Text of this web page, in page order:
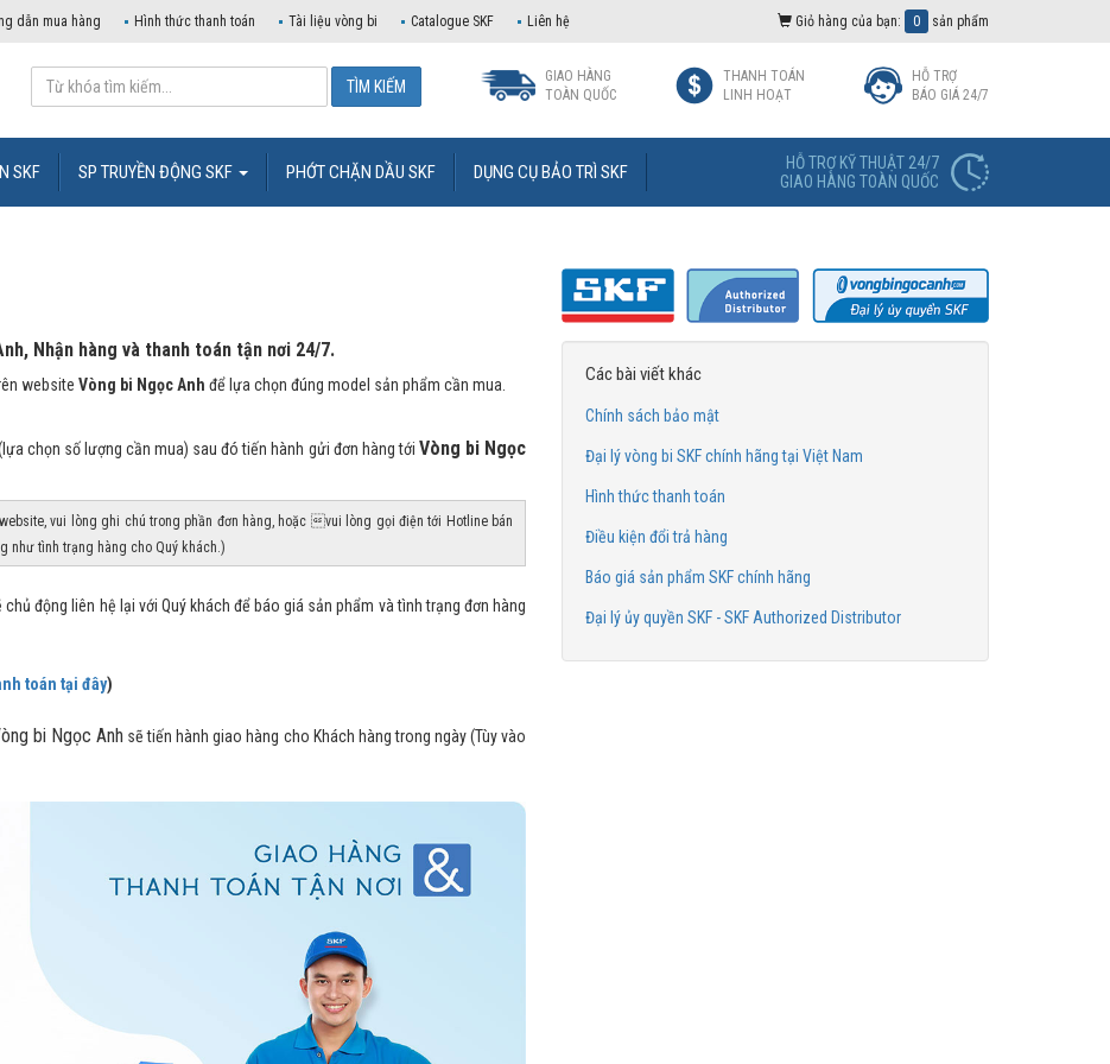
dẫn mua hàng Hình thức thanh toán Tài liệu vòng bi Catalogue SKF Liên hệ Giỏ hàng của bạn: 0 sản phẩm
GIAO HÀNG
TOÀN QUỐC
THANH TOÁN
LINH HOẠT
HỖ TRỢ
BÁO GIÁ 24/7
SKF SP TRUYỀN ĐỘNG SKF PHỚT CHẶN DẦU SKF DỤNG CỤ BẢO TRÌ SKF
HỖ TRỢ KỸ THUẬT 24/7
GIAO HÀNG TOÀN QUỐC
Nhận hàng và thanh toán tận nơi 24/7.
website Vòng bi Ngọc Anh để lựa chọn đúng model sản phẩm cần mua.
chọn số lượng cần mua) sau đó tiến hành gửi đơn hàng tới Vòng bi Ngọc
vui lòng ghi chú trong phần đơn hàng, hoặc vui lòng gọi điện tới Hotline bán
như tình trạng hàng cho Quý khách.)
chủ động liên hệ lại với Quý khách để báo giá sản phẩm và tình trạng đơn hàng
toán tại đây)
bi Ngọc Anh sẽ tiến hành giao hàng cho Khách hàng trong ngày (Tùy vào
Các bài viết khác
Chính sách bảo mật
Đại lý vòng bi SKF chính hãng tại Việt Nam
Hình thức thanh toán
Điều kiện đổi trả hàng
Báo giá sản phẩm SKF chính hãng
Đại lý ủy quyền SKF - SKF Authorized Distributor